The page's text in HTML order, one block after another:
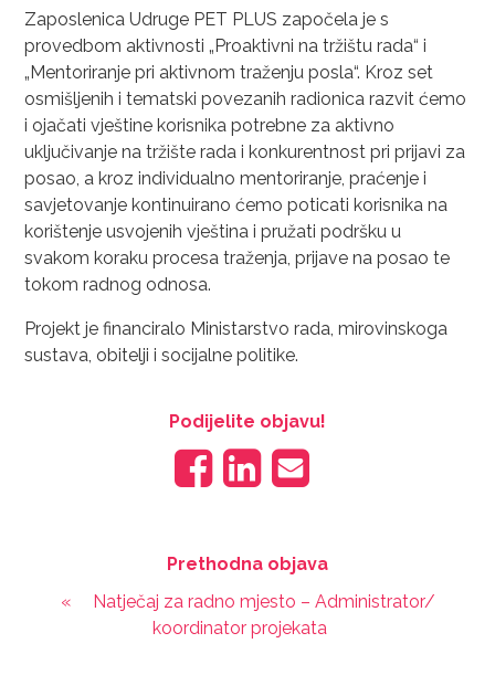
Zaposlenica Udruge PET PLUS započela je s
provedbom aktivnosti „Proaktivni na tržištu rada“ i
„Mentoriranje pri aktivnom traženju posla“. Kroz set
osmišljenih i tematski povezanih radionica razvit ćemo
i ojačati vještine korisnika potrebne za aktivno
uključivanje na tržište rada i konkurentnost pri prijavi za
posao, a kroz individualno mentoriranje, praćenje i
savjetovanje kontinuirano ćemo poticati korisnika na
korištenje usvojenih vještina i pružati podršku u
svakom koraku procesa traženja, prijave na posao te
tokom radnog odnosa.
Projekt je financiralo Ministarstvo rada, mirovinskoga
sustava, obitelji i socijalne politike.
Podijelite objavu!
Prethodna objava
«
Natječaj za radno mjesto – Administrator/
koordinator projekata